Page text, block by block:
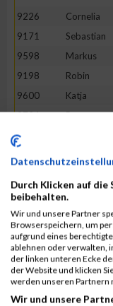
9226
Cornelia
9171
Sebastian
9598
Markus
9198
Robin
9600
Katja
9734
Petra
9610
9324
9244
Pia
9748
Patrick
9196
Fabian
9688
André
9847
Janine
Durch Klicken auf
beibehalten.
Wir und unsere Partner
Browserspeichern, um
aufgrund eines
ablehnen oder verwalten,
der linken unteren Ecke
der Website und klicken
werden unseren Partnern
Wir und unsere